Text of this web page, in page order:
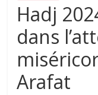
Hadj
dans
Arafat